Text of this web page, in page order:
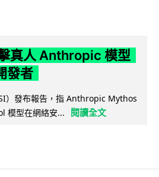
真人 Anthropic 模型
發者
）發布報告，指 Anthropic Mythos
模型在網絡安...
閱讀全文